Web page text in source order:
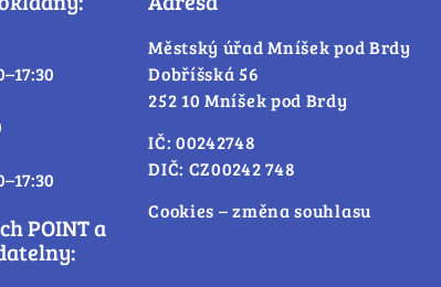
POINT a
Městský úřad Mníšek pod Brdy
Dobříšská 56
252 10 Mníšek pod Brdy
IČ: 00242748
DIČ: CZ00242 748
Cookies – změna souhlasu